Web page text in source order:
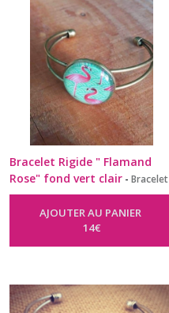
Bracelet Rigide " Flamand
Rose" fond vert clair - Bracelet
Rigide Ø 25Mm
AJOUTER AU PANIER
14€